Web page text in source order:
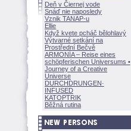
Deň v Čiernej vode
Snáď nie naposledy
Vznik TANAP-u
Ellie
Když kvete pcháč bělohlavý
Výtvarné setkání na
Prostřední Bečvě
ARMONÍA – Reise eines
schöpferischen Universums •
Journey of a Creative
Universe
DURCHDRUNGEN·
INFUSED
KATOPTRIK
Běžná rutina